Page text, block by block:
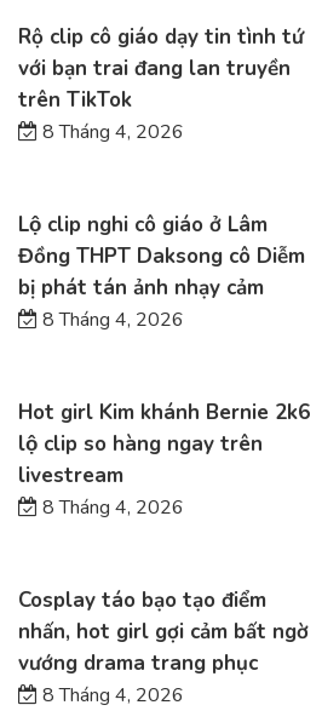
Rộ clip cô giáo dạy tin tình tứ
với bạn trai đang lan truyền
trên TikTok
8 Tháng 4, 2026
Lộ clip nghi cô giáo ở Lâm
Đồng THPT Daksong cô Diễm
bị phát tán ảnh nhạy cảm
8 Tháng 4, 2026
Hot girl Kim khánh Bernie 2k6
lộ clip so hàng ngay trên
livestream
8 Tháng 4, 2026
Cosplay táo bạo tạo điểm
nhấn, hot girl gợi cảm bất ngờ
vướng drama trang phục
8 Tháng 4, 2026